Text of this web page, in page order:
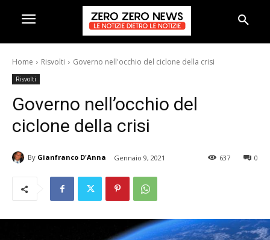
Home Risvolti Governo nell'occhio del ciclone della crisi
Risvolti
Governo nell’occhio del
ciclone della crisi
By Gianfranco D'Anna Gennaio 9, 2021 0
637